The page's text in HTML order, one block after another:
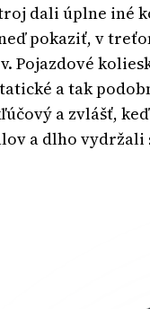
dali úplne iné
pokaziť, v
Pojazdové
a tak
a zvlášť,
a dlho